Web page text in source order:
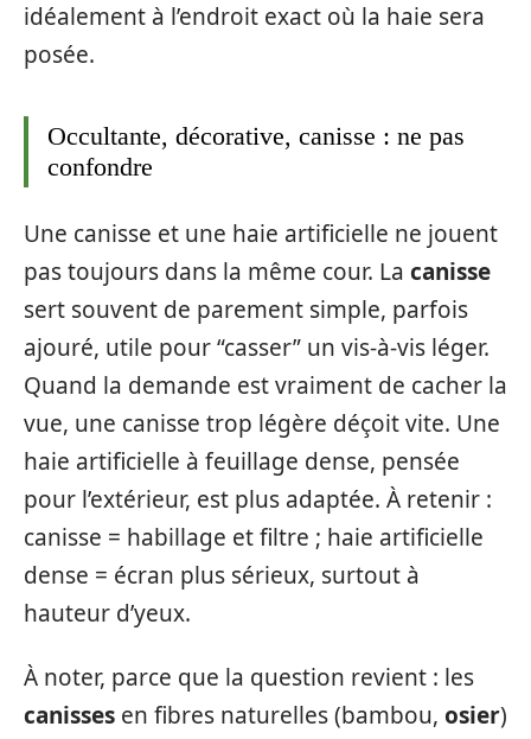
idéalement à l’endroit exact où la haie sera
posée.
Occultante, décorative, canisse : ne pas
confondre
Une canisse et une haie artificielle ne jouent
pas toujours dans la même cour. La canisse
sert souvent de parement simple, parfois
ajouré, utile pour “casser” un vis-à-vis léger.
Quand la demande est vraiment de cacher la
vue, une canisse trop légère déçoit vite. Une
haie artificielle à feuillage dense, pensée
pour l’extérieur, est plus adaptée. À retenir :
canisse = habillage et filtre ; haie artificielle
dense = écran plus sérieux, surtout à
hauteur d’yeux.
À noter, parce que la question revient : les
canisses en fibres naturelles (bambou, osier)